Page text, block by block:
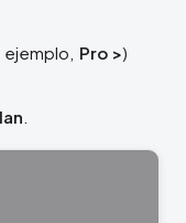
Pro >)